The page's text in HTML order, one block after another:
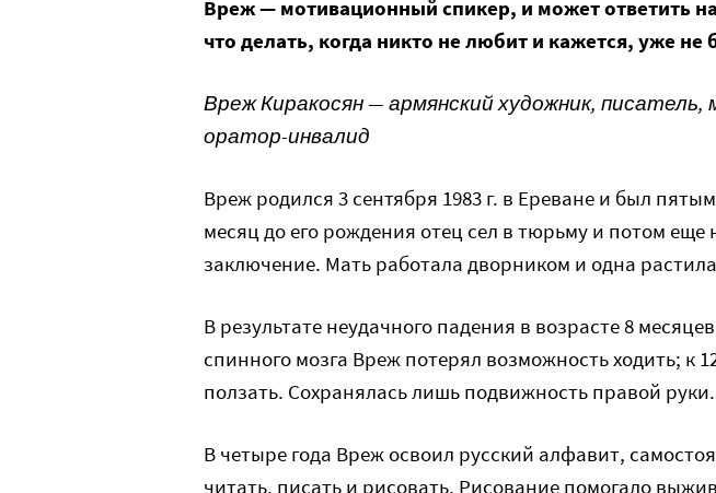
Вреж — мотивационный спикер, и может ответить
что делать, когда никто не любит и кажется, уже не
Вреж Киракосян — армянский художник,
оратор-инвалид
Вреж родился 3 сентября 1983 г. в Ереване и был
месяц до его рождения отец сел в тюрьму и потом еще
заключение. Мать работала дворником и одна
В результате неудачного падения в возрасте 8
спинного мозга Вреж потерял возможность ходить; к
ползать. Сохранялась лишь подвижность правой руки.
В четыре года Вреж освоил русский алфавит,
читать, писать и рисовать. Рисование помогало